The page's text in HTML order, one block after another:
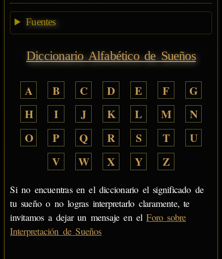
Fuentes
Diccionario Alfabético de Sueños
A B C D E F
G
H
I J K L M
N
O
P Q R S T
U
V
W X Y Z
Si no encuentras en el diccionario el significado de
tu sueño o no logras interpretarlo claramente, te
invitamos a dejar un mensaje en elForo sobre
Interpretación de Sueños